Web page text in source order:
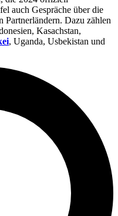
auch Gespräche über die
Dazu zählen
Kasachstan,
, Uganda, Usbekistan und